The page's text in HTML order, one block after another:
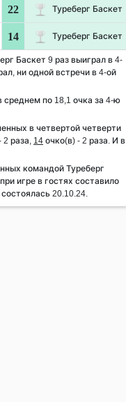
22 Туреберг Баскет
14 Туреберг Баскет
Баскет 9 раз выиграл в 4-
ни одной встречи в 4-ой
среднем по 18,1 очка за 4-ю
в четвертой четверти
2 раза, 14 очко(в) - 2 раза. И в
командой Туреберг
игре в гостях составило
20.10.24.